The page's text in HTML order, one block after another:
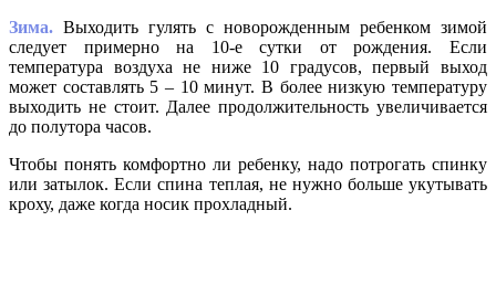
Зима. Выходить гулять с новорожденным ребенком зимой
следует примерно на 10-е сутки от рождения. Если
температура воздуха не ниже 10 градусов, первый выход
может составлять 5 – 10 минут. В более низкую температуру
выходить не стоит. Далее продолжительность увеличивается
до полутора часов.
Чтобы понять комфортно ли ребенку, надо потрогать спинку
или затылок. Если спина теплая, не нужно больше укутывать
кроху, даже когда носик прохладный.